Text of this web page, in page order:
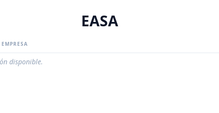
EASA
disponible.